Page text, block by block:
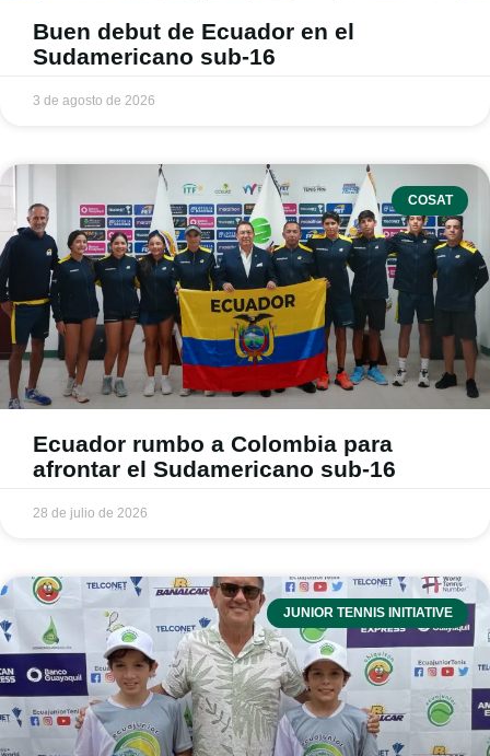
Buen debut de Ecuador en el
Sudamericano sub-16
3 de agosto de 2026
COSAT
Ecuador rumbo a Colombia para
afrontar el Sudamericano sub-16
28 de julio de 2026
JUNIOR TENNIS INITIATIVE